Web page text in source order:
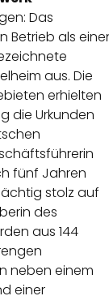
Das
Betrieb als
aus. Die
erhielten
die Urkunden
fünf Jahren
stolz auf
des
aus 144
neben einem
einer